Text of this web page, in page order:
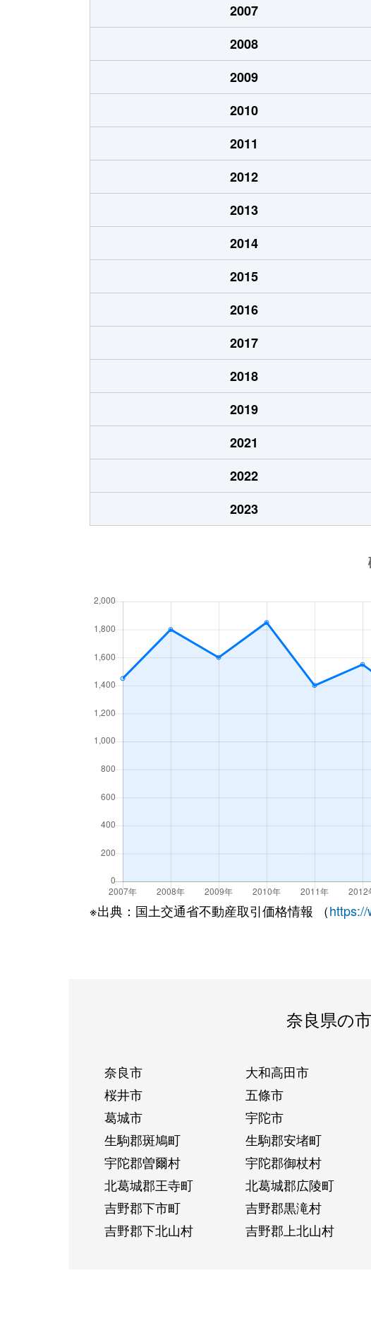
2007
2008
2009
2010
2011
2012
2013
2014
2015
2016
2017
2018
2019
2021
2022
2023
※出典：国土交通省不動産取引価格情報 （
奈良県の
奈良市 大和高田市
桜井市
五條市
葛城市
宇陀市
生駒郡斑鳩町
生駒郡安堵町
宇陀郡曽爾村
宇陀郡御杖村
北葛城郡王寺町
北葛城郡広陵町
吉野郡下市町
吉野郡黒滝村
吉野郡下北山村
吉野郡上北山村